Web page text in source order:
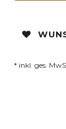
* inkl. ges.